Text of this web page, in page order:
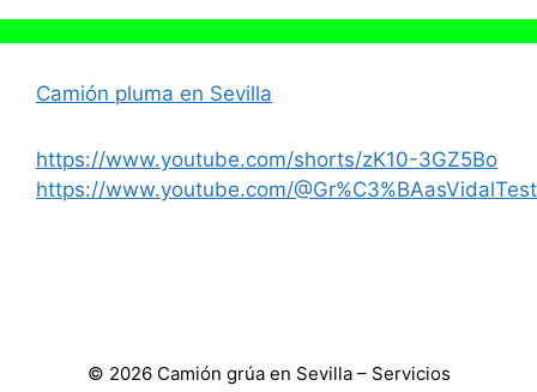
Camión pluma en Sevilla
https://www.youtube.com/shorts/zK10-3GZ5Bo
https://www.youtube.com/
© 2026 Camión grúa en Sevilla – Servicios